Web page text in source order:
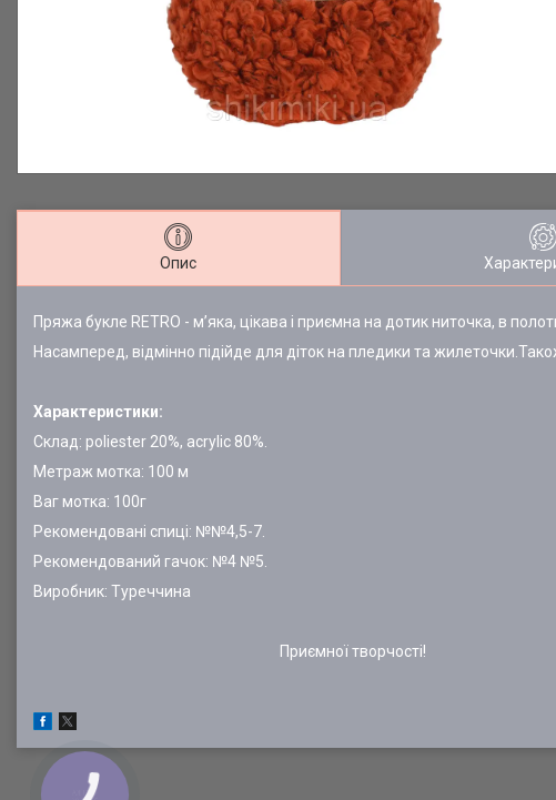
Опис
Пряжа букле RETRO - м’яка, цікава і приємна на дотик ниточка, в
Насамперед, відмінно підійде для діток на пледики та
Характеристики:
Склад: poliester 20%, acrylic 80%.
Метраж мотка: 100 м
Ваг мотка: 100г
Рекомендовані спиці: №№4,5-7.
Рекомендований гачок: №4 №5.
Виробник: Туреччина
Приємної творчості!
КНОПКА